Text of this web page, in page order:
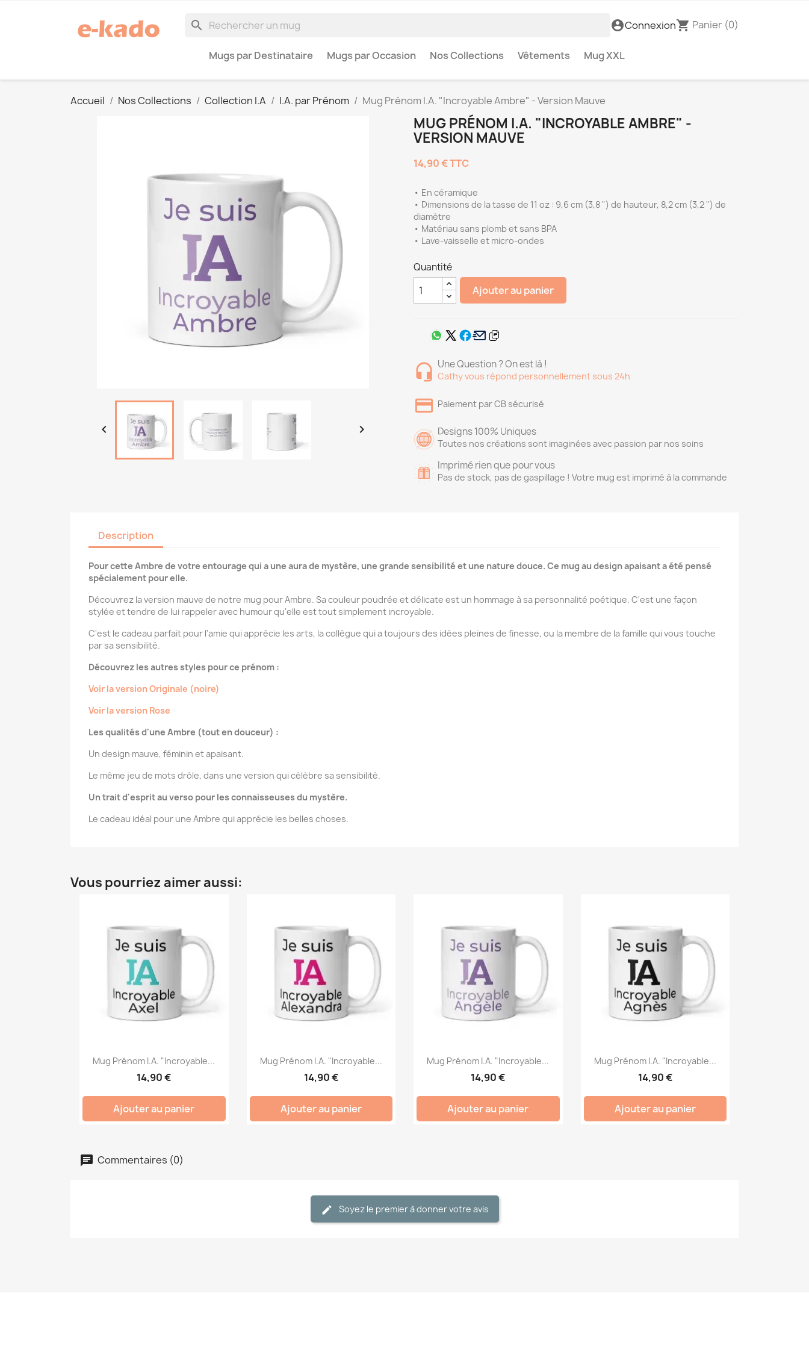
search account_circleConnexionshopping_cart Panier (0)
Mugs par Destinataire Mugs par Occasion Nos Collections Vêtements Mug XXL
Accueil Nos Collections Collection I.A I.A. par Prénom Mug Prénom I.A. "Incroyable Ambre" - Version Mauve
 
MUG PRÉNOM I.A. "INCROYABLE AMBRE" -
VERSION MAUVE
14,90 €TTC
• En céramique
• Dimensions de la tasse de 11 oz : 9,6 cm (3,8 ") de hauteur, 8,2 cm (3,2 ") de
diamètre
• Matériau sans plomb et sans BPA
• Lave-vaisselle et micro-ondes
Quantité
Ajouter au panier
Une Question ? On est là !
Cathy vous répond personnellement sous 24h
Paiement par CB sécurisé
Designs 100% Uniques
Toutes nos créations sont imaginées avec passion par nos soins
Imprimé rien que pour vous
Pas de stock, pas de gaspillage ! Votre mug est imprimé à la commande
Description
Pour cette Ambre de votre entourage qui a une aura de mystère, une grande sensibilité et une nature douce. Ce mug au design apaisant a été pensé
spécialement pour elle.
Découvrez la version mauve de notre mug pour Ambre. Sa couleur poudrée et délicate est un hommage à sa personnalité poétique. C'est une façon
stylée et tendre de lui rappeler avec humour qu'elle est tout simplement incroyable.
C'est le cadeau parfait pour l'amie qui apprécie les arts, la collègue qui a toujours des idées pleines de finesse, ou la membre de la famille qui vous touche
par sa sensibilité.
Découvrez les autres styles pour ce prénom :
Voir la version Originale (noire)
Voir la version Rose
Les qualités d'une Ambre (tout en douceur) :
Un design mauve, féminin et apaisant.
Le même jeu de mots drôle, dans une version qui célèbre sa sensibilité.
Un trait d'esprit au verso pour les connaisseuses du mystère.
Le cadeau idéal pour une Ambre qui apprécie les belles choses.
Vous pourriez aimer aussi:
Mug Prénom I.A. "Incroyable...
14,90 €
Ajouter au panier
Mug Prénom I.A. "Incroyable...
14,90 €
Ajouter au panier
Mug Prénom I.A. "Incroyable...
14,90 €
Ajouter au panier
Mug Prénom I.A. "Incroyable...
14,90 €
Ajouter au panier
Commentaires (0)
Soyez le premier à donner votre avis